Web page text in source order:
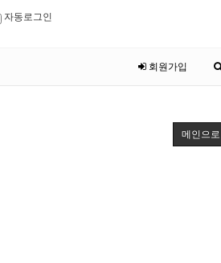
자동로그인
회원가입
메인으로